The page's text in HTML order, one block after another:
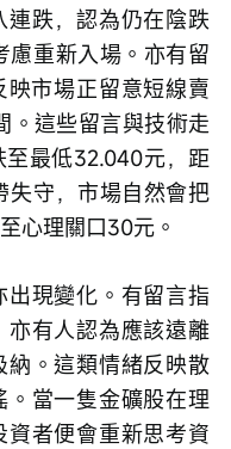
跌，認為仍在陰跌
慮重新入場。亦有留
市場正留意短線賣
。這些留言與技術走
最低32.040元，距
失守，市場自然會把
心理關口30元。
現變化。有留言指
有人認為應該遠離
。這類情緒反映散
當一隻金礦股在理
者便會重新思考資